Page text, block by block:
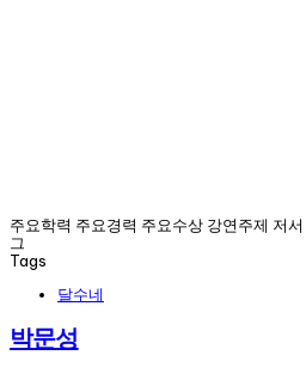
주요학력 주요경력 주요수상 강연주제 저
그
Tags
달수네
박문성